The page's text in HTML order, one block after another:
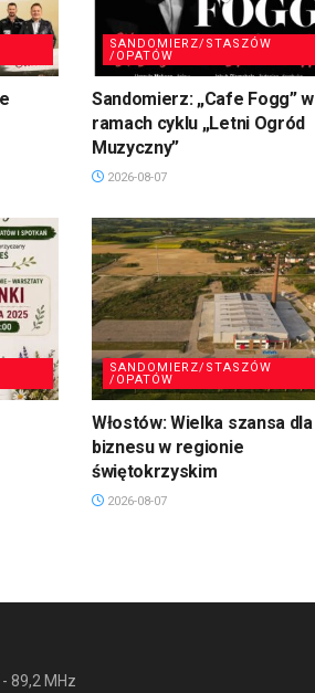
SANDOMIERZ/STASZÓW
/OPATÓW
Sandomierz: „Cafe Fogg” w
ramach cyklu „Letni Ogród
Muzyczny”
2026-08-07
SANDOMIERZ/STASZÓW
/OPATÓW
Włostów: Wielka szansa dla
biznesu w regionie
świętokrzyskim
2026-08-07
- 89,2 MHz